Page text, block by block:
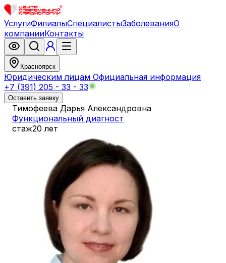
УслугиФилиалыСпециалистыЗаболеванияО
компанииКонтакты
Красноярск
Юридическим лицам Официальная информация
+7 (391) 205 - 33 - 33
Оставить заявку
Тимофеева Дарья Александровна
Функциональный диагност
стаж20 лет